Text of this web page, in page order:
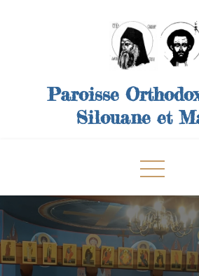
Paroisse
Silouane et